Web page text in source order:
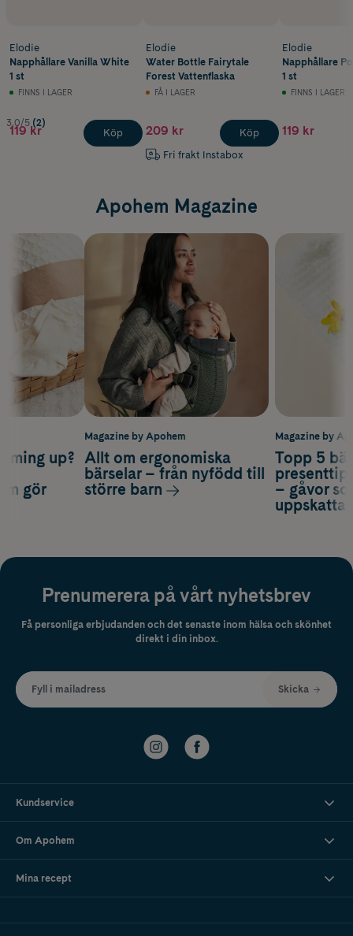
Elodie
Napphållare Vanilla White
1 st
FINNS I LAGER
3.0/5 (2)
119 kr Köp
Elodie
Water Bottle Fairytale
Forest Vattenflaska
FÅ I LAGER
209 kr
Fri frakt Instabox
Köp
Elodie
Napphållare
1 st
FINNS I LAGER
119 kr
Apohem Magazine
Magazine by
Topp 5
– gåvor
up?
gör
Magazine by Apohem
Allt om ergonomiska
bärselar – från nyfödd till
större barn
Prenumerera på vårt nyhetsbrev
Få personliga erbjudanden och det senaste inom hälsa och skönhet
direkt i din inbox.
Fyll i mailadress Skicka
Kundservice
Om Apohem
Mina recept